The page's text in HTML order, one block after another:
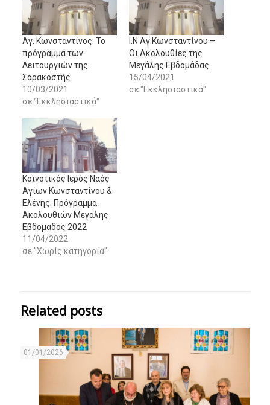
Αγ. Κωνσταντίνος: Το
πρόγραμμα των
Λειτουργιών της
Σαρακοστής
10/03/2021
σε "Εκκλησιαστικά"
Ι.Ν Αγ.Κωνσταντίνου –
Οι Aκολουθίες της
Μεγάλης Εβδομάδας
15/04/2021
σε "Εκκλησιαστικά"
Κοινοτικός Ιερός Ναός
Αγίων Κωνσταντίνου &
Ελένης. Πρόγραμμα
Ακολουθιών Μεγάλης
Εβδομάδος 2022
11/04/2022
σε "Χωρίς κατηγορία"
Related posts
01/01/2026